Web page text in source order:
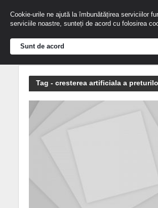
Tag - cresterea artificiala a
Cookie-urile ne ajută la îmbunătățirea serviciilor
serviciile noastre, sunteți de acord cu folosirea
Sunt de acord